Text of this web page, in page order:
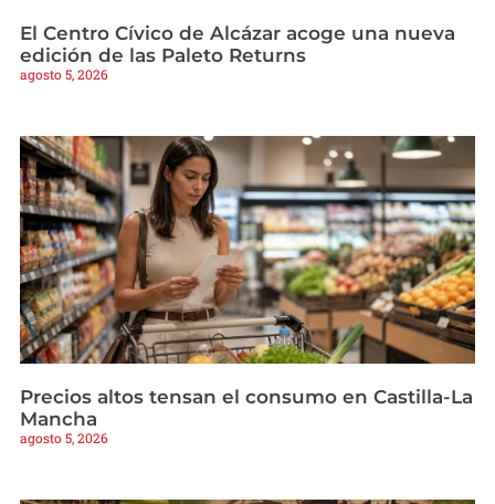
El Centro Cívico de Alcázar acoge una nueva
edición de las Paleto Returns
agosto 5, 2026
Precios altos tensan el consumo en Castilla-La
Mancha
agosto 5, 2026